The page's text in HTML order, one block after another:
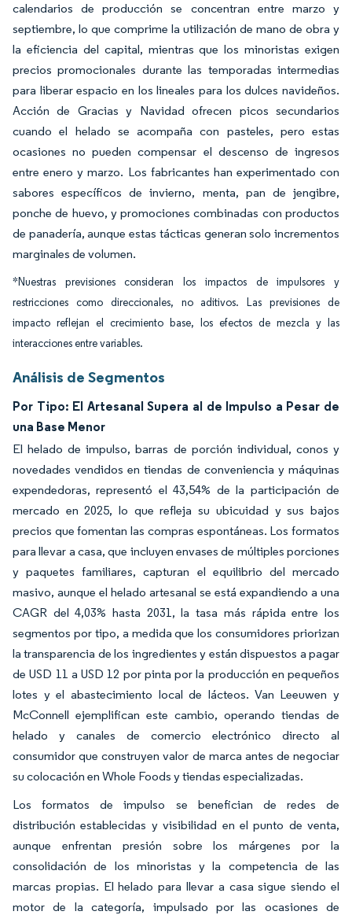
calendarios de producción se concentran entre marzo y
septiembre, lo que comprime la utilización de mano de obra y
la eficiencia del capital, mientras que los minoristas exigen
precios promocionales durante las temporadas intermedias
para liberar espacio en los lineales para los dulces navideños.
Acción de Gracias y Navidad ofrecen picos secundarios
cuando el helado se acompaña con pasteles, pero estas
ocasiones no pueden compensar el descenso de ingresos
entre enero y marzo. Los fabricantes han experimentado con
sabores específicos de invierno, menta, pan de jengibre,
ponche de huevo, y promociones combinadas con productos
de panadería, aunque estas tácticas generan solo incrementos
marginales de volumen.
*Nuestras previsiones consideran los impactos de impulsores y
restricciones como direccionales, no aditivos. Las previsiones de
impacto reflejan el crecimiento base, los efectos de mezcla y las
interacciones entre variables.
Análisis de Segmentos
Por Tipo: El Artesanal Supera al de Impulso a Pesar de
una Base Menor
El helado de impulso, barras de porción individual, conos y
novedades vendidos en tiendas de conveniencia y máquinas
expendedoras, representó el 43,54% de la participación de
mercado en 2025, lo que refleja su ubicuidad y sus bajos
precios que fomentan las compras espontáneas. Los formatos
para llevar a casa, que incluyen envases de múltiples porciones
y paquetes familiares, capturan el equilibrio del mercado
masivo, aunque el helado artesanal se está expandiendo a una
CAGR del 4,03% hasta 2031, la tasa más rápida entre los
segmentos por tipo, a medida que los consumidores priorizan
la transparencia de los ingredientes y están dispuestos a pagar
de USD 11 a USD 12 por pinta por la producción en pequeños
lotes y el abastecimiento local de lácteos. Van Leeuwen y
McConnell ejemplifican este cambio, operando tiendas de
helado y canales de comercio electrónico directo al
consumidor que construyen valor de marca antes de negociar
su colocación en Whole Foods y tiendas especializadas.
Los formatos de impulso se benefician de redes de
distribución establecidas y visibilidad en el punto de venta,
aunque enfrentan presión sobre los márgenes por la
consolidación de los minoristas y la competencia de las
marcas propias. El helado para llevar a casa sigue siendo el
motor de la categoría, impulsado por las ocasiones de